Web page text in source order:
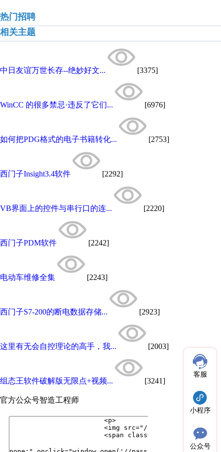
热门招聘
相关主题
中日友谊万世长存--绝妙好文... [3375]
WinCC 的很多禁忌·违反了它们... [6976]
如何把PDG格式的电子书籍转化... [2753]
西门子Insight3.4软件 [2292]
VB界面上的控件与串行口的连... [2220]
西门子PDM软件 [2242]
电动车维修全集 [2243]
西门子S7-200的断电数据存储... [2923]
这里有无会自控理论的高手，我... [2003]
组态王软件破解版无限点+视频... [3241]
官方公众号智造工程师
客服
小程序
公众号